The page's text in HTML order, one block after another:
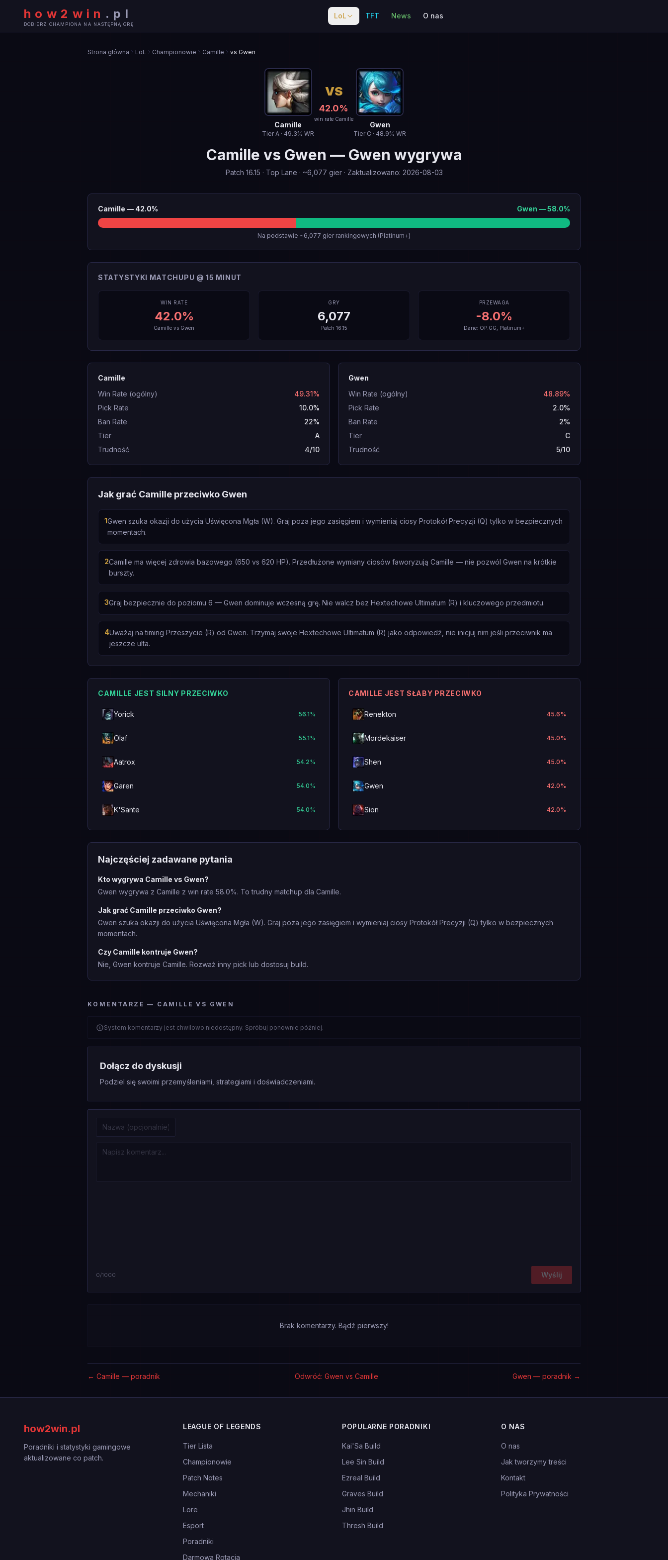
how2win . pl
DOBIERZ CHAMPIONA NA NASTĘPNĄ GRĘ
LoL TFT News O nas
Strona główna LoL Championowie Camille vs Gwen
Camille
TierA · 49.3% WR
VS
42.0%
win rate Camille
Gwen
Tier C · 48.9% WR
Camille vs Gwen — Gwen wygrywa
Patch 16.15 · Top Lane · ~6,077 gier· Zaktualizowano: 2026-08-03
Camille — 42.0% Gwen —58.0%
Na podstawie ~6,077 gier rankingowych (Platinum+)
STATYSTYKI MATCHUPU @ 15 MINUT
WIN RATE
42.0%
Camille vs Gwen
GRY
6,077
Patch 16.15
PRZEWAGA
-8.0%
Dane: OP.GG, Platinum+
Camille
Win Rate (ogólny)
49.31%
Pick Rate
10.0%
Ban Rate
22%
Tier
A
Trudność
4/10
Gwen
Win Rate (ogólny)
48.89%
Pick Rate
2.0%
Ban Rate
2%
Tier
C
Trudność
5/10
Jak grać Camille przeciwko Gwen
1Gwen szuka okazji do użycia Uświęcona Mgła (W). Graj poza jego zasięgiem i wymieniaj ciosy Protokół Precyzji (Q) tylko w bezpiecznych
momentach.
2Camille ma więcej zdrowia bazowego (650 vs 620 HP). Przedłużone wymiany ciosów faworyzują Camille — nie pozwól Gwen na krótkie
burszty.
3Graj bezpiecznie do poziomu 6 — Gwen dominuje wczesną grę. Nie walcz bez Hextechowe Ultimatum (R) i kluczowego przedmiotu.
4Uważaj na timing Przeszycie (R) od Gwen. Trzymaj swoje Hextechowe Ultimatum (R) jako odpowiedź, nie inicjuj nim jeśli przeciwnik ma
jeszcze ulta.
CAMILLE JEST SILNY PRZECIWKO
Yorick 56.1%
Olaf 55.1%
Aatrox 54.2%
Garen 54.0%
K'Sante 54.0%
CAMILLE JEST SŁABY PRZECIWKO
Renekton 45.6%
Mordekaiser 45.0%
Shen 45.0%
Gwen 42.0%
Sion 42.0%
Najczęściej zadawane pytania
Kto wygrywa Camille vs Gwen?
Gwen wygrywa z Camille z win rate 58.0%. To trudny matchup dla Camille.
Jak grać Camille przeciwko Gwen?
Gwen szuka okazji do użycia Uświęcona Mgła (W). Graj poza jego zasięgiem i wymieniaj ciosy Protokół Precyzji (Q) tylko w bezpiecznych
momentach.
Czy Camille kontruje Gwen?
Nie, Gwen kontruje Camille. Rozważ inny pick lub dostosuj build.
KOMENTARZE — CAMILLE VS GWEN
System komentarzy jest chwilowo niedostępny. Spróbuj ponownie później.
Dołącz do dyskusji
Podziel się swoimi przemyśleniami, strategiami i doświadczeniami.
0/1000 Wyślij
Brak komentarzy. Bądź pierwszy!
← Camille — poradnik Odwróć: Gwen vs Camille Gwen — poradnik →
how2win.pl
Poradniki i statystyki gamingowe
aktualizowane co patch.
LEAGUE OF LEGENDS
Tier Lista
Championowie
Patch Notes
Mechaniki
Lore
Esport
Poradniki
Darmowa Rotacja
POPULARNE PORADNIKI
Kai'Sa Build
Lee Sin Build
Ezreal Build
Graves Build
Jhin Build
Thresh Build
O NAS
O nas
Jak tworzymy treści
Kontakt
Polityka Prywatności